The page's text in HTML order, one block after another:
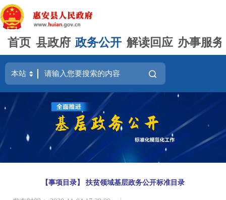
首页 县政府 政务公开 解读回应 办事服务
【事项目录】 扶贫领域基层政务公开标准目录